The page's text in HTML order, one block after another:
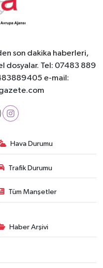
son dakika haberleri,
dosyalar. Tel: 07483 889
e-mail:
Hava Durumu
Trafik Durumu
Tüm Manşetler
Haber Arşivi